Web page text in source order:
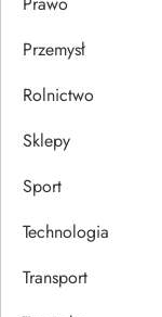
Przemysł
Rolnictwo
Sklepy
Sport
Technologia
Transport